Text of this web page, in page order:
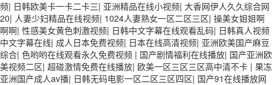
频| 日韩欧美卡一卡二卡三| 亚洲精品在线小视频| 大香网伊人久久综合网
20| 人妻少妇精品在线视频| 1024人妻熟女一区二区三区| 操美女姐姐啊
啊啊| 性感美女黄色刺激视频| 日韩中文字幕在线观看乱码| 日韩真人视频
中文字幕在线| 成人日本免费视频| 日本在线高清视频| 亚洲欧美国产麻豆
综合| 色哟哟在线观看永久免费视频 | 国产剧情福利在线播放| 国产亚洲欧
美视频二区| 超碰激情免费在线播放| 欧美一区三区三区高中清不卡 | 果冻
亚洲国产成人av播| 日韩无码电影一区二区三区四区| 国产91在线播放网